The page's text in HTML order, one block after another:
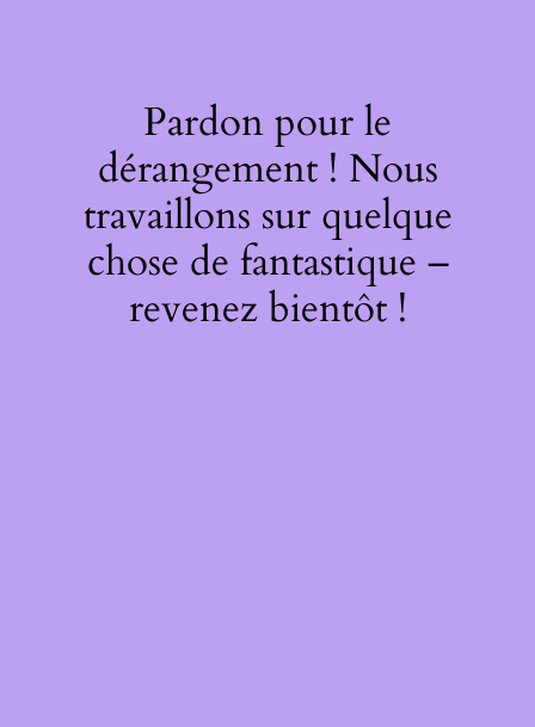
Pardon pour le
dérangement ! Nous
travaillons sur quelque
chose de fantastique –
revenez bientôt !